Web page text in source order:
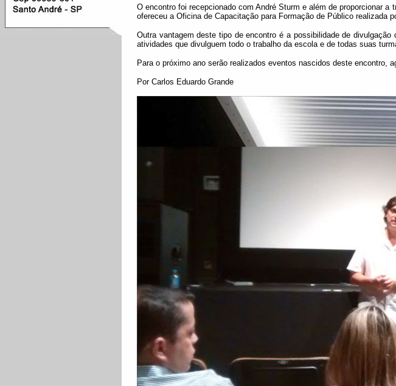
O encontro foi recepcionado com André Sturm e além de proporcionar
ofereceu a Oficina de Capacitação para Formação de Público realizada
Outra vantagem deste tipo de encontro é a possibilidade de
atividades que divulguem todo o trabalho da escola e de todas suas
Para o próximo ano serão realizados eventos nascidos deste encontro,
Por Carlos Eduardo Grande